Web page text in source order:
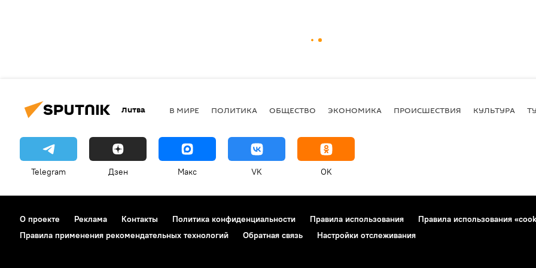
Литва В МИРЕ ПОЛИТИКА ОБЩЕСТВО ЭКОНОМИКА ПРОИСШЕСТВИЯ КУЛЬТУРА
Telegram Дзен Макс VK OK
О проекте Реклама Контакты Политика конфиденциальности Правила использования
Правила использования
Правила применения рекомендательных технологий
Обратная связь Настройки отслеживания